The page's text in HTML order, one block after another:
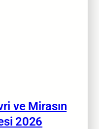
ve Mirasın
2026